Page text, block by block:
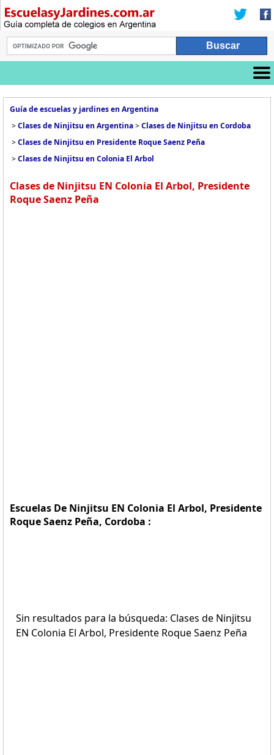
Guía de escuelas y jardines en Argentina
>Clases de Ninjitsu en Argentina>Clases de Ninjitsu en Cordoba
>Clases de Ninjitsu en Presidente Roque Saenz Peña
>Clases de Ninjitsu en Colonia El Arbol
Clases de Ninjitsu EN Colonia El Arbol, Presidente
Roque Saenz Peña
Escuelas De Ninjitsu EN Colonia El Arbol, Presidente
Roque Saenz Peña, Cordoba :
Sin resultados para la búsqueda: Clases de Ninjitsu
EN Colonia El Arbol, Presidente Roque Saenz Peña